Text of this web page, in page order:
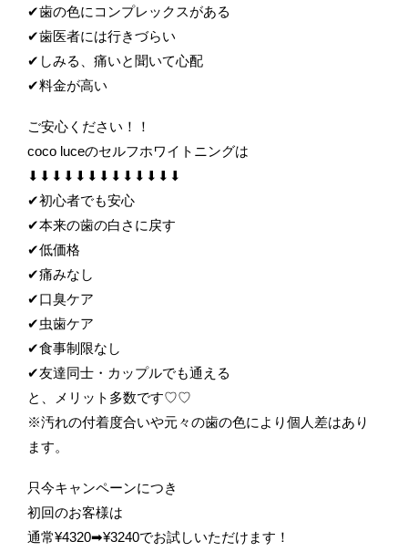
✔︎歯の色にコンプレックスがある
✔︎歯医者には行きづらい
✔︎しみる、痛いと聞いて心配
✔︎料金が高い
ご安心ください！！
coco luceのセルフホワイトニングは
⬇︎⬇︎⬇︎⬇︎⬇︎⬇︎⬇︎⬇︎⬇︎⬇︎⬇︎⬇︎⬇︎
✔︎初心者でも安心
✔︎本来の歯の白さに戻す
✔︎低価格
✔︎痛みなし
✔︎口臭ケア
✔︎虫歯ケア
✔︎食事制限なし
✔︎友達同士・カップルでも通える
と、メリット多数です♡♡
※汚れの付着度合いや元々の歯の色により個人差はあり
ます。
只今キャンペーンにつき
初回のお客様は
通常¥4320➡︎¥3240でお試しいただけます！